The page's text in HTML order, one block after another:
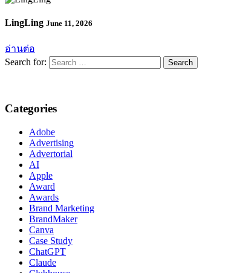
LingLing June 11, 2026
อ่านต่อ
Search for:
Categories
Adobe
Advertising
Advertorial
AI
Apple
Award
Awards
Brand Marketing
BrandMaker
Canva
Case Study
ChatGPT
Claude